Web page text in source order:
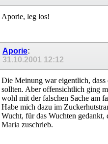
Aporie, leg los!
Aporie:
31.10.2001 12:12
Die Meinung war eigentlich, dass
sollten. Aber offensichtlich ging
wohl mit der falschen Sache am
Habe mich dazu im
Wucht, für das Wuchten
Maria zuschrieb.